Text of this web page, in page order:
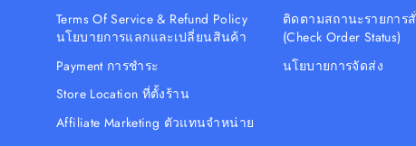
Terms Of Service & Refund Policy
นโยบายการแลกและเปลี่ยนสินค้า
Payment การชำระ
Store Location ที่ตั้งร้าน
Affiliate Marketing ตัวแทนจำหน่าย
ติดตามสถานะรายการ
(Check Order Status)
นโยบายการจัดส่ง